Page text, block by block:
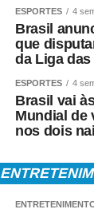
ESPORTES 4
Brasil
que
da Liga
ESPORTES 4
Brasil vai
Mundial de
nos dois